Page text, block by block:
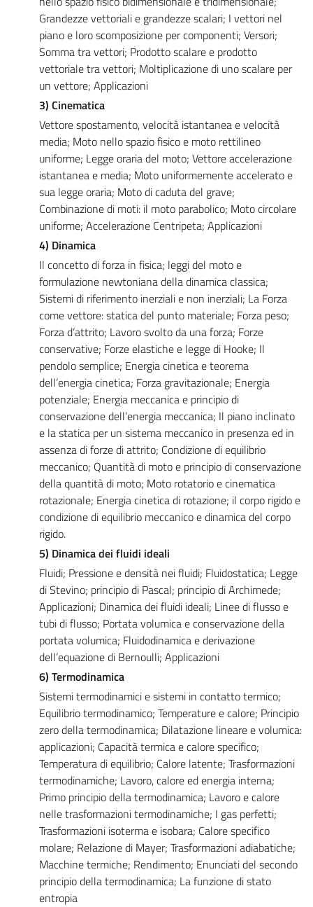
Grandezze vettoriali e grandezze scalari; I vettori nel
piano e loro scomposizione per componenti; Versori;
Somma tra vettori; Prodotto scalare e prodotto
vettoriale tra vettori; Moltiplicazione di uno scalare per
un vettore; Applicazioni
3) Cinematica
Vettore spostamento, velocità istantanea e velocità
media; Moto nello spazio fisico e moto rettilineo
uniforme; Legge oraria del moto; Vettore accelerazione
istantanea e media; Moto uniformemente accelerato e
sua legge oraria; Moto di caduta del grave;
Combinazione di moti: il moto parabolico; Moto circolare
uniforme; Accelerazione Centripeta; Applicazioni
4) Dinamica
Il concetto di forza in fisica; leggi del moto e
formulazione newtoniana della dinamica classica;
Sistemi di riferimento inerziali e non inerziali; La Forza
come vettore: statica del punto materiale; Forza peso;
Forza d’attrito; Lavoro svolto da una forza; Forze
conservative; Forze elastiche e legge di Hooke; Il
pendolo semplice; Energia cinetica e teorema
dell’energia cinetica; Forza gravitazionale; Energia
potenziale; Energia meccanica e principio di
conservazione dell’energia meccanica; Il piano inclinato
e la statica per un sistema meccanico in presenza ed in
assenza di forze di attrito; Condizione di equilibrio
meccanico; Quantità di moto e principio di conservazione
della quantità di moto; Moto rotatorio e cinematica
rotazionale; Energia cinetica di rotazione; il corpo rigido e
condizione di equilibrio meccanico e dinamica del corpo
rigido.
5) Dinamica dei fluidi ideali
Fluidi; Pressione e densità nei fluidi; Fluidostatica; Legge
di Stevino; principio di Pascal; principio di Archimede;
Applicazioni; Dinamica dei fluidi ideali; Linee di flusso e
tubi di flusso; Portata volumica e conservazione della
portata volumica; Fluidodinamica e derivazione
dell’equazione di Bernoulli; Applicazioni
6) Termodinamica
Sistemi termodinamici e sistemi in contatto termico;
Equilibrio termodinamico; Temperature e calore; Principio
zero della termodinamica; Dilatazione lineare e volumica:
applicazioni; Capacità termica e calore specifico;
Temperatura di equilibrio; Calore latente; Trasformazioni
termodinamiche; Lavoro, calore ed energia interna;
Primo principio della termodinamica; Lavoro e calore
nelle trasformazioni termodinamiche; I gas perfetti;
Trasformazioni isoterma e isobara; Calore specifico
molare; Relazione di Mayer; Trasformazioni adiabatiche;
Macchine termiche; Rendimento; Enunciati del secondo
principio della termodinamica; La funzione di stato
entropia